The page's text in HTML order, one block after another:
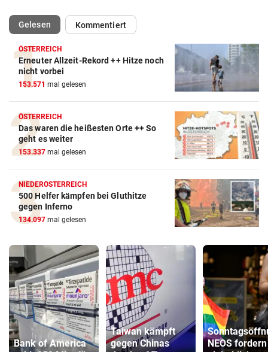
Gelesen(ausgewählt)Kommentiert
ÖSTERREICH
Erneuter Allzeit-Rekord ++ Hitze noch
nicht vorbei
153.571 mal gelesen
ÖSTERREICH
Das waren die heißesten Orte ++ So
geht es weiter
153.337 mal gelesen
NIEDERÖSTERREICH
500 Helfer kämpfen bei Gluthitze
gegen Inferno
134.097 mal gelesen
Bank of America
Taiwan kämpft
gegen Chinas
NEOS fordern